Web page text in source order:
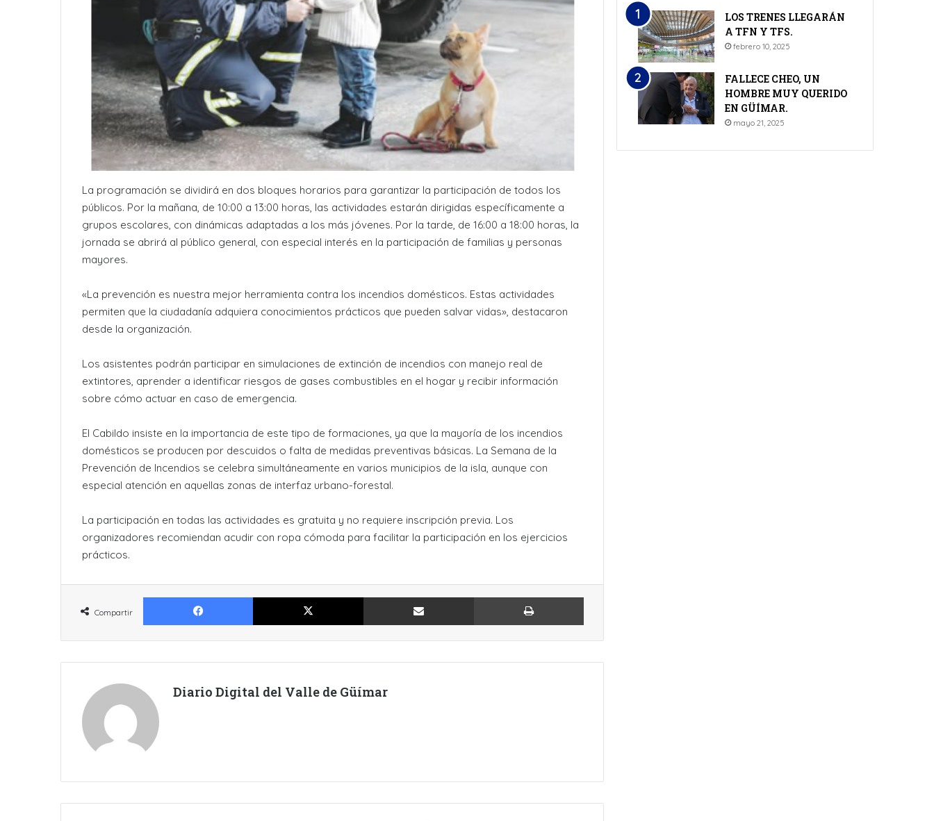
La programación se dividirá en dos bloques horarios para garantizar la participación de todos los
públicos. Por la mañana, de 10:00 a 13:00 horas, las actividades estarán dirigidas específicamente a
grupos escolares, con dinámicas adaptadas a los más jóvenes. Por la tarde, de 16:00 a 18:00 horas, la
jornada se abrirá al público general, con especial interés en la participación de familias y personas
mayores.
«La prevención es nuestra mejor herramienta contra los incendios domésticos. Estas actividades
permiten que la ciudadanía adquiera conocimientos prácticos que pueden salvar vidas», destacaron
desde la organización.
Los asistentes podrán participar en simulaciones de extinción de incendios con manejo real de
extintores, aprender a identificar riesgos de gases combustibles en el hogar y recibir información
sobre cómo actuar en caso de emergencia.
El Cabildo insiste en la importancia de este tipo de formaciones, ya que la mayoría de los incendios
domésticos se producen por descuidos o falta de medidas preventivas básicas. La Semana de la
Prevención de Incendios se celebra simultáneamente en varios municipios de la isla, aunque con
especial atención en aquellas zonas de interfaz urbano-forestal.
La participación en todas las actividades es gratuita y no requiere inscripción previa. Los
organizadores recomiendan acudir con ropa cómoda para facilitar la participación en los ejercicios
prácticos.
Compartir
Facebook X Compartir por Email Imprimir
Diario Digital del Valle de Güímar
LOS TRENES LLEGARÁN
A TFN Y TFS.
febrero 10, 2025
FALLECE CHEO, UN
HOMBRE MUY QUERIDO
EN GÜÍMAR.
mayo 21, 2025